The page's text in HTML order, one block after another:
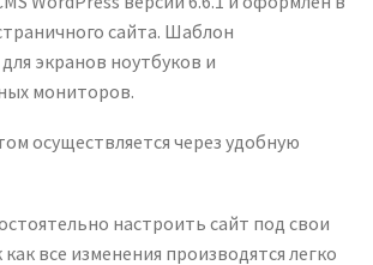
сайта. Шаблон
экранов ноутбуков и
мониторов.
осуществляется через удобную
настроить сайт под свои
все изменения производятся легко